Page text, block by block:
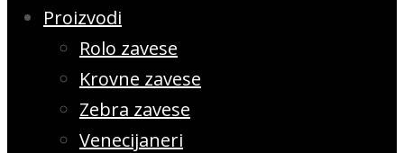
Proizvodi
Rolo zavese
Krovne zavese
Zebra zavese
Venecijaneri